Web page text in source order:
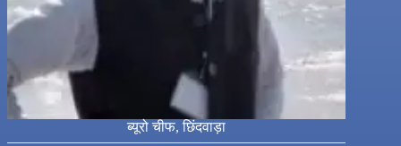
ब्यूरो चीफ, छिंदवाड़ा